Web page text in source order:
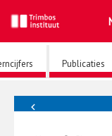
naar
de
inhoud
Publicaties
←